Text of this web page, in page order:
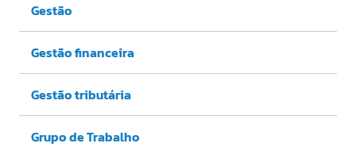
Gestão
Gestão financeira
Gestão tributária
Grupo de Trabalho